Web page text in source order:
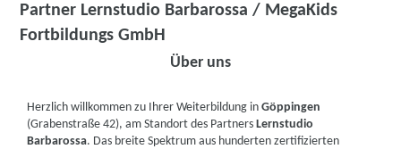
Partner Lernstudio Barbarossa / MegaKids
Fortbildungs GmbH
Über uns
Herzlich willkommen zu Ihrer Weiterbildung inGöppingen
(Grabenstraße 42), am Standort des PartnersLernstudio
Barbarossa. Das breite Spektrum aus hunderten zertifizierten